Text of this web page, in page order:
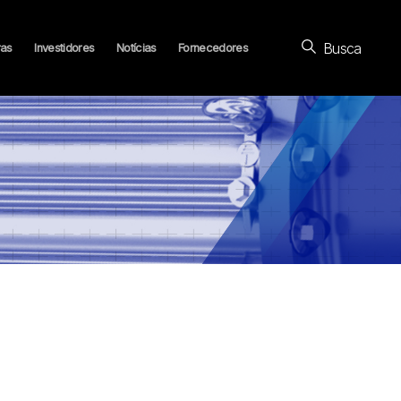
Investidores Notícias Fornecedores Busca